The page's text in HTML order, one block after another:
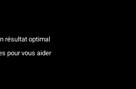
résultat optimal
pour vous aider